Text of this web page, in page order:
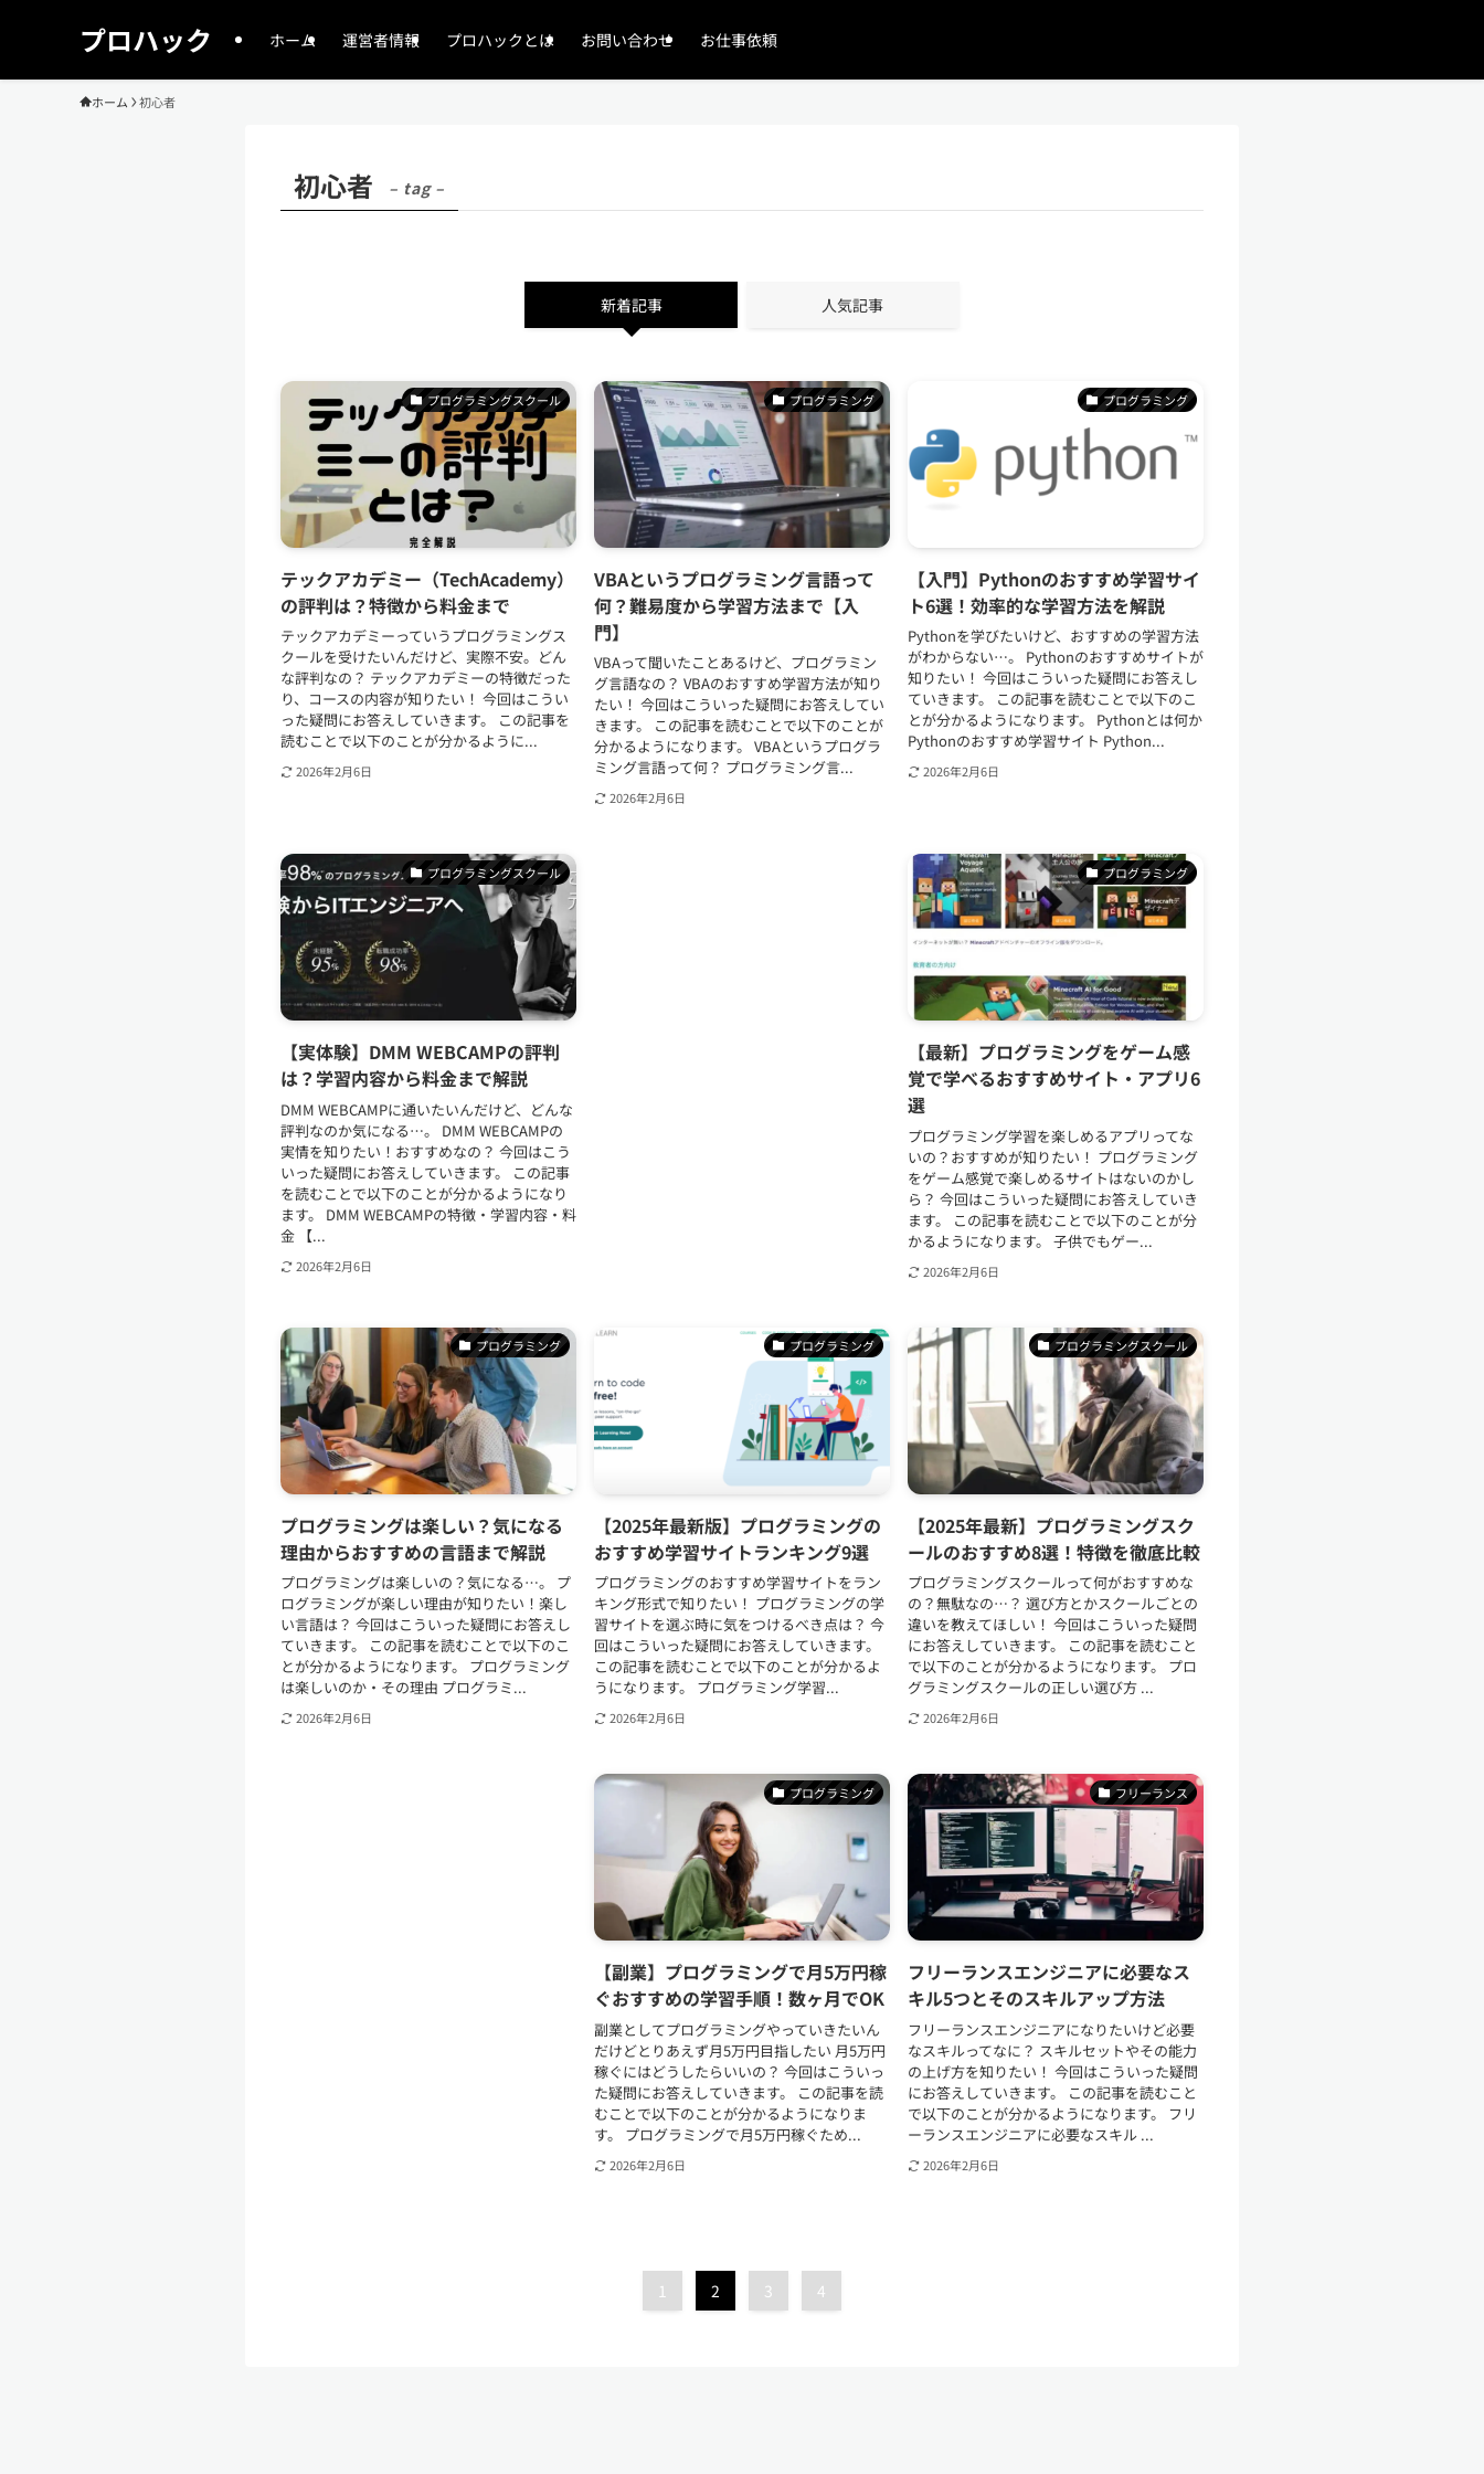
プロハック ホーム 運営者情報 プロハックとは お問い合わせ お仕事依頼
ホーム 初心者
初心者 – tag –
新着記事 人気記事
プログラミングスクール
テックアカデミー（TechAcademy）
の評判は？特徴から料金まで
テックアカデミーっていうプログラミングス
クールを受けたいんだけど、実際不安。どん
な評判なの？ テックアカデミーの特徴だった
り、コースの内容が知りたい！ 今回はこうい
った疑問にお答えしていきます。 この記事を
読むことで以下のことが分かるように...
2026年2月6日
プログラミング
VBAというプログラミング言語って
何？難易度から学習方法まで【入
門】
VBAって聞いたことあるけど、プログラミン
グ言語なの？ VBAのおすすめ学習方法が知り
たい！ 今回はこういった疑問にお答えしてい
きます。 この記事を読むことで以下のことが
分かるようになります。 VBAというプログラ
ミング言語って何？ プログラミング言...
2026年2月6日
プログラミング
【入門】Pythonのおすすめ学習サイ
ト6選！効率的な学習方法を解説
Pythonを学びたいけど、おすすめの学習方法
がわからない…。 Pythonのおすすめサイトが
知りたい！ 今回はこういった疑問にお答えし
ていきます。 この記事を読むことで以下のこ
とが分かるようになります。 Pythonとは何か
Pythonのおすすめ学習サイト Python...
2026年2月6日
プログラミングスクール
【実体験】DMM WEBCAMPの評判
は？学習内容から料金まで解説
DMM WEBCAMPに通いたいんだけど、どんな
評判なのか気になる…。 DMM WEBCAMPの
実情を知りたい！おすすめなの？ 今回はこう
いった疑問にお答えしていきます。 この記事
を読むことで以下のことが分かるようになり
ます。 DMM WEBCAMPの特徴・学習内容・料
金 【...
2026年2月6日
プログラミング
【最新】プログラミングをゲーム感
覚で学べるおすすめサイト・アプリ6
選
プログラミング学習を楽しめるアプリってな
いの？おすすめが知りたい！ プログラミング
をゲーム感覚で楽しめるサイトはないのかし
ら？ 今回はこういった疑問にお答えしていき
ます。 この記事を読むことで以下のことが分
かるようになります。 子供でもゲー...
2026年2月6日
プログラミング
プログラミングは楽しい？気になる
理由からおすすめの言語まで解説
プログラミングは楽しいの？気になる…。 プ
ログラミングが楽しい理由が知りたい！楽し
い言語は？ 今回はこういった疑問にお答えし
ていきます。 この記事を読むことで以下のこ
とが分かるようになります。 プログラミング
は楽しいのか・その理由 プログラミ...
2026年2月6日
プログラミング
【2025年最新版】プログラミングの
おすすめ学習サイトランキング9選
プログラミングのおすすめ学習サイトをラン
キング形式で知りたい！ プログラミングの学
習サイトを選ぶ時に気をつけるべき点は？ 今
回はこういった疑問にお答えしていきます。
この記事を読むことで以下のことが分かるよ
うになります。 プログラミング学習...
2026年2月6日
プログラミングスクール
【2025年最新】プログラミングスク
ールのおすすめ8選！特徴を徹底比較
プログラミングスクールって何がおすすめな
の？無駄なの…？ 選び方とかスクールごとの
違いを教えてほしい！ 今回はこういった疑問
にお答えしていきます。 この記事を読むこと
で以下のことが分かるようになります。 プロ
グラミングスクールの正しい選び方 ...
2026年2月6日
プログラミング
【副業】プログラミングで月5万円稼
ぐおすすめの学習手順！数ヶ月でOK
副業としてプログラミングやっていきたいん
だけどとりあえず月5万円目指したい 月5万円
稼ぐにはどうしたらいいの？ 今回はこういっ
た疑問にお答えしていきます。 この記事を読
むことで以下のことが分かるようになりま
す。 プログラミングで月5万円稼ぐため...
2026年2月6日
フリーランス
フリーランスエンジニアに必要なス
キル5つとそのスキルアップ方法
フリーランスエンジニアになりたいけど必要
なスキルってなに？ スキルセットやその能力
の上げ方を知りたい！ 今回はこういった疑問
にお答えしていきます。 この記事を読むこと
で以下のことが分かるようになります。 フリ
ーランスエンジニアに必要なスキル ...
2026年2月6日
1 2 3 4